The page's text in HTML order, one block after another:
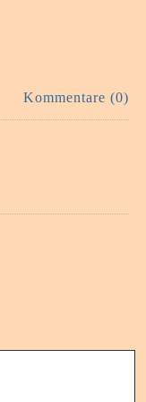
Kommentare (0)